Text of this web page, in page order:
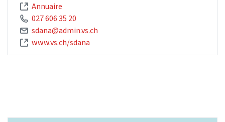
Annuaire
027 606 35 20
sdana@admin.vs.ch
www.vs.ch/sdana